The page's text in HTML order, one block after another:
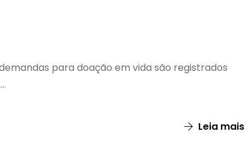
para doação em vida são registrados
Leia mais